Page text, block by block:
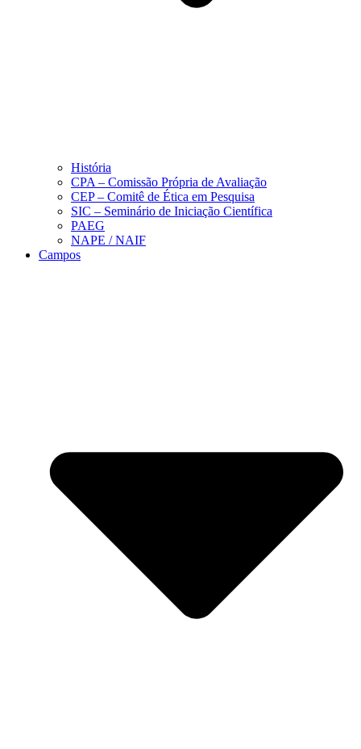
História
CPA – Comissão Própria de Avaliação
CEP – Comitê de Ética em Pesquisa
SIC – Seminário de Iniciação Científica
PAEG
NAPE / NAIF
Campos